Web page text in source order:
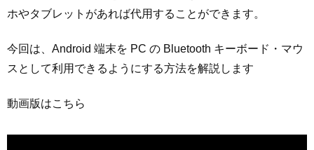
ホやタブレットがあれば代用することができます。
今回は、Android 端末を PC の Bluetooth キーボード・マウ
スとして利用できるようにする方法を解説します
動画版はこちら